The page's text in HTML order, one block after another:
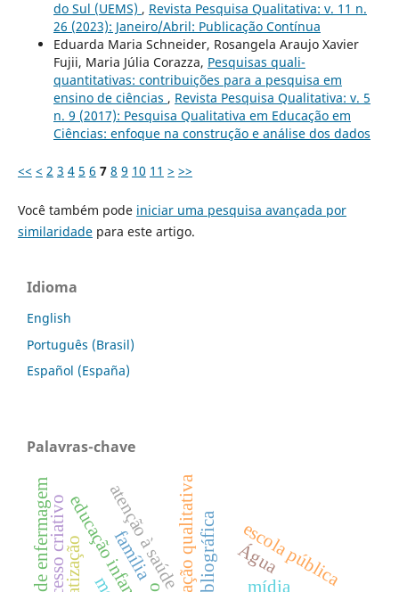
do Sul (UEMS) , Revista Pesquisa Qualitativa: v. 11 n.
26 (2023): Janeiro/Abril: Publicação Contínua
Eduarda Maria Schneider, Rosangela Araujo Xavier
Fujii, Maria Júlia Corazza, Pesquisas quali-
quantitativas: contribuições para a pesquisa em
ensino de ciências , Revista Pesquisa Qualitativa: v. 5
n. 9 (2017): Pesquisa Qualitativa em Educação em
Ciências: enfoque na construção e análise dos dados
<< < 2 3 4 5 6 7 8 9 10 11 > >>
Você também pode iniciar uma pesquisa avançada por
similaridadepara este artigo.
Idioma
English
Português (Brasil)
Español (España)
Palavras-chave
educação infantil
processo criativo Água
mídia
escola pública
atenção à saúde
família